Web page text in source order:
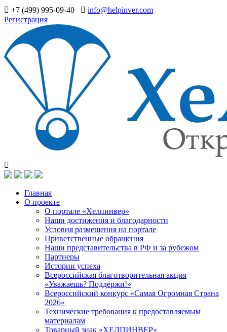
+7 (499) 995-09-40
info@helpinver.com
Регистрация
Главная
О проекте
О портале «Хелпинвер»
Наши достижения и благодарности
Условия размещения на портале
Приветственные обращения
Наши представительства в РФ и за рубежом
Партнеры
Истории успеха
Всероссийская благотворительная акция
«Уважаешь? Поддержи!»
Всероссийский конкурс «Самая Огромная Страна
2026»
Технические требования к предоставляемым
материалам
Товарный знак «ХЕЛПИНВЕР»